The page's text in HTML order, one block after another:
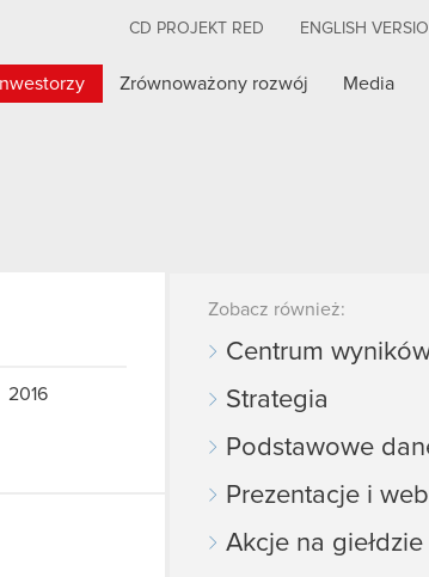
CD PROJEKT RED ENGLISH
Inwestorzy Zrównoważony rozwój Media
2016
Zobacz również:
Centrum
Strategia
Podstawowe
Prezentacje i
Akcje na giełdzie